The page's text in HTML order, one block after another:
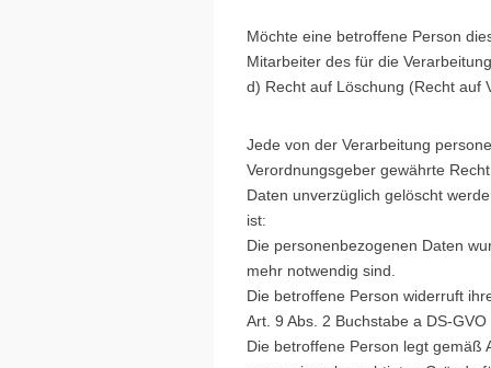
Möchte eine betroffene Person
Mitarbeiter des für die
d) Recht auf Löschung (Recht auf
Jede von der Verarbeitung
Verordnungsgeber gewährte
Daten unverzüglich gelöscht
ist:
Die personenbezogenen Daten
mehr notwendig sind.
Die betroffene Person widerruft
Art. 9 Abs. 2 Buchstabe a DS-
Die betroffene Person legt gemäß